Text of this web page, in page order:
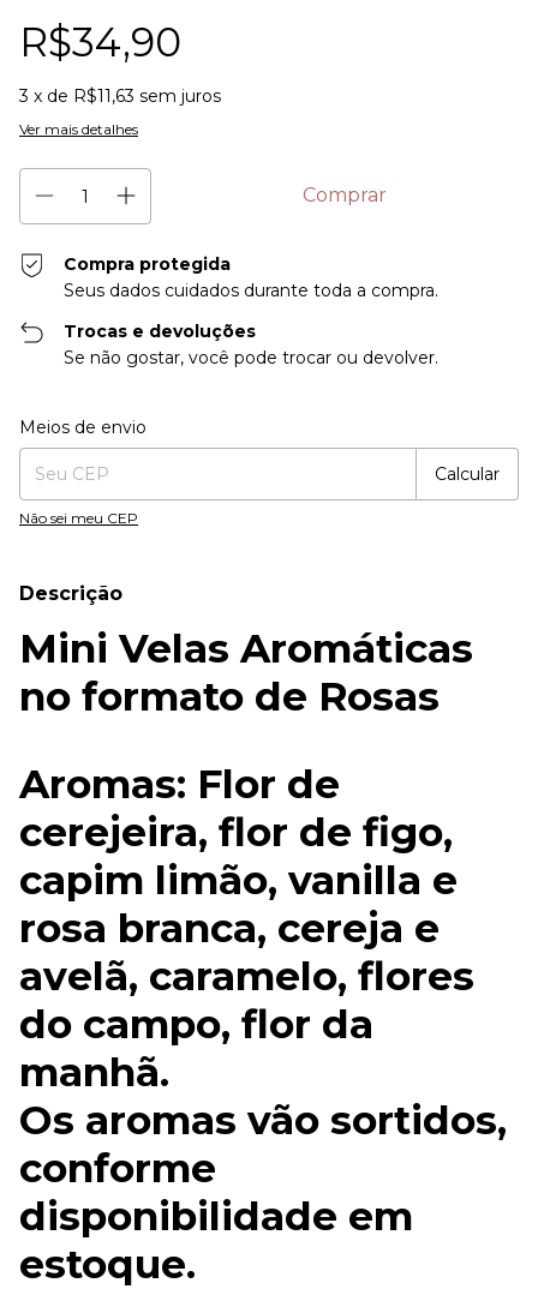
R$34,90
3 x de R$11,63 sem juros
Ver mais detalhes
Compra protegida
Seus dados cuidados durante toda a compra.
Trocas e devoluções
Se não gostar, você pode trocar ou devolver.
Entregas para o CEP:
Meios de envio
Calcular
Não sei meu CEP
Descrição
Mini Velas Aromáticas
no formato de Rosas
Aromas: Flor de
cerejeira, flor de figo,
capim limão, vanilla e
rosa branca, cereja e
avelã, caramelo, flores
do campo, flor da
manhã.
Os aromas vão sortidos,
conforme
disponibilidade em
estoque.